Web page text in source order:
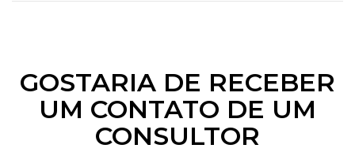
GOSTARIA DE RECEBER
UM CONTATO DE UM
CONSULTOR